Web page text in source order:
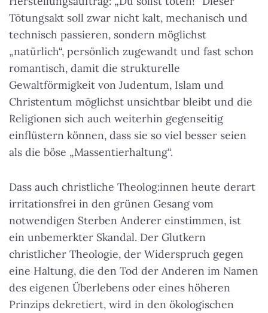
Tötungsakt soll zwar nicht kalt, mechanisch und
technisch passieren, sondern möglichst
„natürlich“, persönlich zugewandt und fast schon
romantisch, damit die strukturelle
Gewaltförmigkeit von Judentum, Islam und
Christentum möglichst unsichtbar bleibt und die
Religionen sich auch weiterhin gegenseitig
einflüstern können, dass sie so viel besser seien
als die böse „Massentierhaltung“.
Dass auch christliche Theolog:innen heute derart
irritationsfrei in den grünen Gesang vom
notwendigen Sterben Anderer einstimmen, ist
ein unbemerkter Skandal. Der Glutkern
christlicher Theologie, der Widerspruch gegen
eine Haltung, die den Tod der Anderen im Namen
des eigenen Überlebens oder eines höheren
Prinzips dekretiert, wird in den ökologischen